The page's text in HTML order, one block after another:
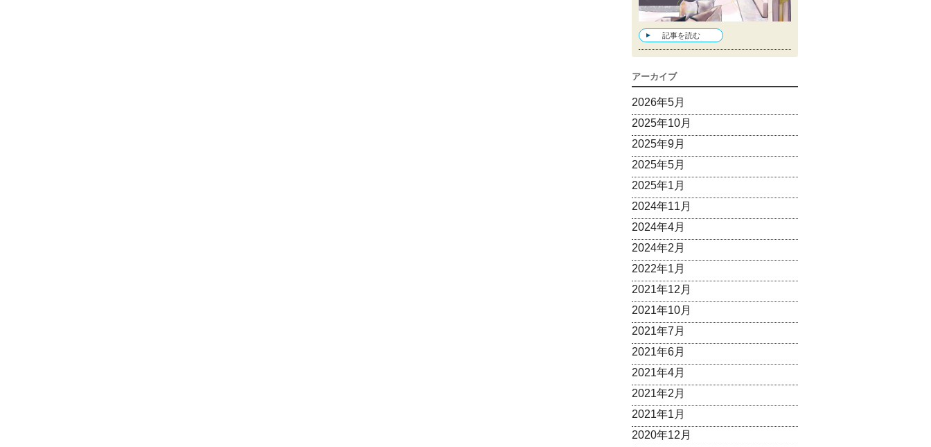
記事を読む
アーカイブ
2026年5月
2025年10月
2025年9月
2025年5月
2025年1月
2024年11月
2024年4月
2024年2月
2022年1月
2021年12月
2021年10月
2021年7月
2021年6月
2021年4月
2021年2月
2021年1月
2020年12月